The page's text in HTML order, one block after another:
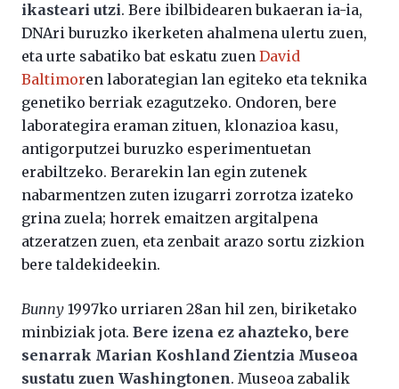
ikasteari utzi. Bere ibilbidearen bukaeran ia-ia,
DNAri buruzko ikerketen ahalmena ulertu zuen,
eta urte sabatiko bat eskatu zuen David
Baltimoren laborategian lan egiteko eta teknika
genetiko berriak ezagutzeko. Ondoren, bere
laborategira eraman zituen, klonazioa kasu,
antigorputzei buruzko esperimentuetan
erabiltzeko. Berarekin lan egin zutenek
nabarmentzen zuten izugarri zorrotza izateko
grina zuela; horrek emaitzen argitalpena
atzeratzen zuen, eta zenbait arazo sortu zizkion
bere taldekideekin.
Bunny 1997ko urriaren 28an hil zen, biriketako
minbiziak jota. Bere izena ez ahazteko, bere
senarrak Marian Koshland Zientzia Museoa
sustatu zuen Washingtonen. Museoa zabalik